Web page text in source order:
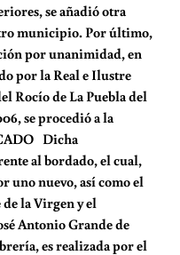
se añadió otra
municipio. Por último,
por unanimidad, en
por la Real e Ilustre
Rocío de La Puebla del
se procedió a la
Dicha
al bordado, el cual,
uno nuevo, así como el
la Virgen y el
Antonio Grande de
es realizada por el